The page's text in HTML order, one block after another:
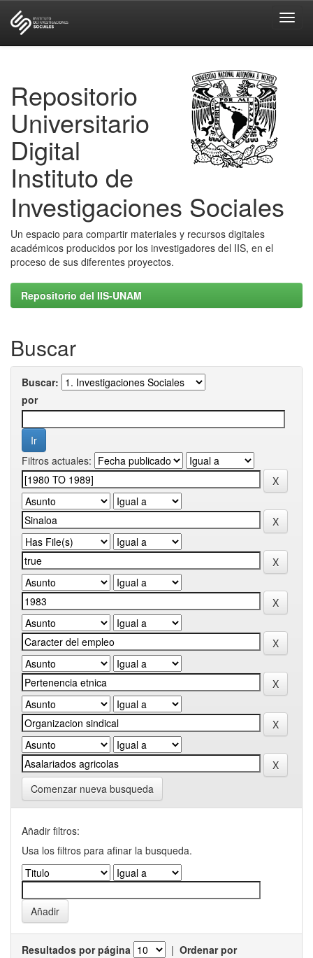
Repositorio
Universitario
Digital
Instituto de
Investigaciones Sociales
Un espacio para compartir materiales y recursos digitales
académicos producidos por los investigadores del IIS, en el
proceso de sus diferentes proyectos.
Repositorio del IIS-UNAM
Buscar
Buscar:
por
Filtros actuales:
Comenzar nueva busqueda
Añadir filtros:
Usa los filtros para afinar la busqueda.
Resultados por página | Ordenar por